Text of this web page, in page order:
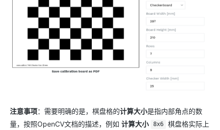
注意事项：需要明确的是，棋盘格的计算大小是指内部角点的数
量，按照OpenCV文档的描述，例如 计算大小 8x6
棋盘格实际上